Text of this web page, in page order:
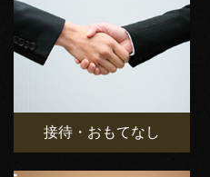
接待・おもてなし